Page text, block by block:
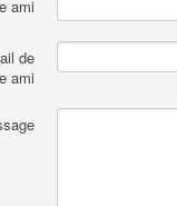
ami
de
ami